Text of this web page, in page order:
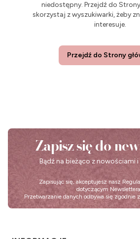
niedostępny. Przejdź do
skorzystaj z wyszukiwarki, żeby
interesuje.
Przejdź do Strony
Zapisz się do
Bądź na bieżąco z nowościami
Zapisując się, akceptujesz nasz
dotyczącym
Przetwarzanie danych odbywa się zgodnie z